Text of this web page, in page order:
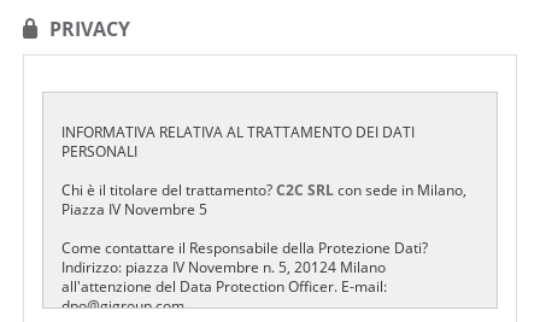
PRIVACY
INFORMATIVA RELATIVA AL TRATTAMENTO DEI DATI
PERSONALI
Chi è il titolare del trattamento?C2C SRLcon sede in Milano,
Piazza IV Novembre 5
Come contattare il Responsabile della Protezione Dati?
Indirizzo: piazza IV Novembre n. 5, 20124 Milano
all'attenzione del Data Protection Officer. E-mail:
dpo@gigroup.com